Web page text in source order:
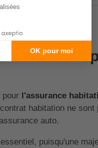
pourl'assurance
habitation ne
auto.
puisqu'une